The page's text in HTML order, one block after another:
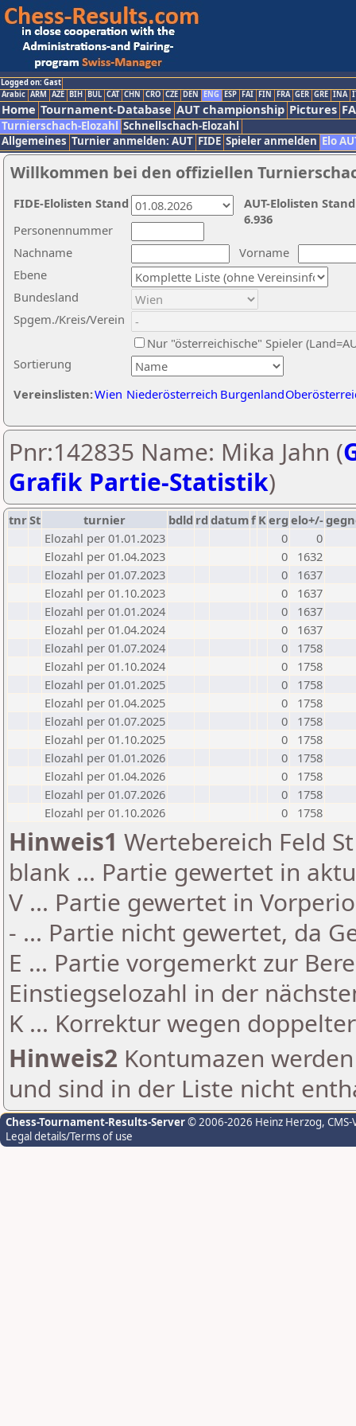
Logged on: Gast
Arabic ARM AZE BIH BUL CAT CHN CRO CZE DEN ENG ESP FAI FIN FRA GER GRE INA
Home Tournament-Database AUT championship Pictures
Turnierschach-Elozahl Schnellschach-Elozahl
Allgemeines Turnier anmelden: AUT FIDE Spieler anmelden Elo
Willkommen bei den offiziellen
Nachname
Vorname
Ebene
Sortierung
Personennummer
Bundesland
Spgem./Kreis/Verein
Nur "österreichische" Spieler
Vereinslisten:Wien Niederösterreich Burgenland
AUT-Elolisten
6.936
FIDE-Elolisten Stand
Pnr:142835 Name: Mika Jahn (
Grafik Partie-Statistik)
tnrSt turnier bdld rd datumf Kerg elo+/-
Elozahl per 01.01.2023
0
0
Elozahl per 01.04.2023
0
1632
Elozahl per 01.07.2023
0
1637
Elozahl per 01.10.2023
0
1637
Elozahl per 01.01.2024
0
1637
Elozahl per 01.04.2024
0
1637
Elozahl per 01.07.2024
0
1758
Elozahl per 01.10.2024
0
1758
Elozahl per 01.01.2025
0
1758
Elozahl per 01.04.2025
0
1758
Elozahl per 01.07.2025
0
1758
Elozahl per 01.10.2025
0
1758
Elozahl per 01.01.2026
0
1758
Elozahl per 01.04.2026
0
1758
Elozahl per 01.07.2026
0
1758
Elozahl per 01.10.2026
0 1758
Hinweis1 Wertebereich Feld
blank ... Partie gewertet in
V ... Partie gewertet in
- ... Partie nicht gewertet, da
E ... Partie vorgemerkt zur
Einstiegselozahl in der
K ... Korrektur wegen
Hinweis2 Kontumazen
und sind in der Liste nicht
Chess-Tournament-Results-Server© 2006-2026 Heinz Herzog,
Legal details/Terms of use